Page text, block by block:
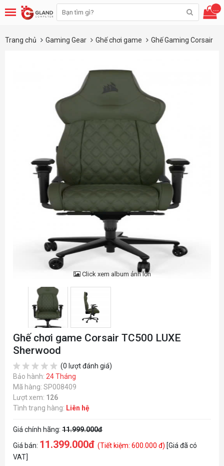
...
Trang chủ Gaming Gear Ghế chơi game Ghế Gaming Corsair
Click xem album ảnh lớn
Ghế chơi game Corsair TC500 LUXE
Sherwood
(0 lượt đánh giá)
Bảo hành: 24 Tháng
Mã hàng: SP008409
Lượt xem: 126
Tình trạng hàng: Liên hệ
Giá chính hãng: 11.999.000đ
Giá bán: 11.399.000đ (Tiết kiệm: 600.000 đ) [Giá đã có
VAT]